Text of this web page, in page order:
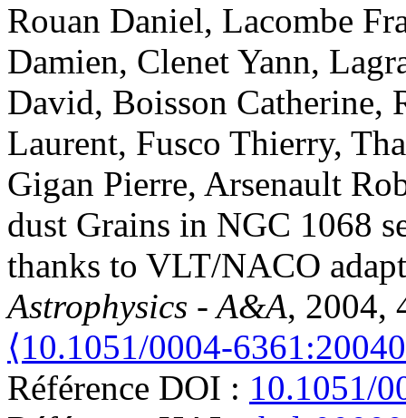
Rouan Daniel, Lacombe
Damien, Clenet Yann,
David, Boisson Catherine,
Laurent, Fusco Thierry,
Gigan Pierre, Arsenault
dust Grains in NGC 1068
thanks to VLT/NACO
Astrophysics - A&A, 2004,
⟨10.1051/0004-
Référence DOI : 10.1051/